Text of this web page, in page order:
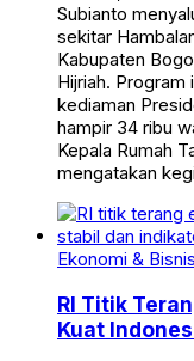
Subianto
sekitar
Kabupaten
Hijriah.
kediaman
hampir 34 ribu
Kepala Rumah
mengatakan
Ekonomi & Bisnis
RI Titik
Kuat